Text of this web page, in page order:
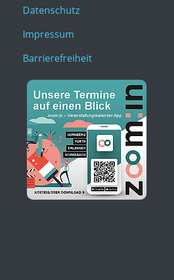
Datenschutz
Impressum
Barrierefreiheit